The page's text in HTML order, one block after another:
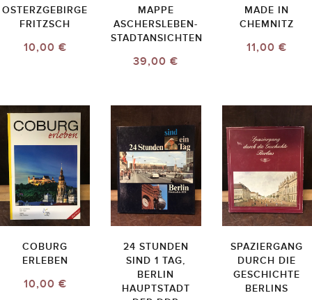
OSTERZGEBIRGE
FRITZSCH
10,00 €
MAPPE
ASCHERSLEBEN-
STADTANSICHTEN
39,00 €
MADE IN
CHEMNITZ
11,00 €
COBURG
ERLEBEN
10,00 €
24 STUNDEN
SIND 1 TAG,
BERLIN
HAUPTSTADT
SPAZIERGANG
DURCH DIE
GESCHICHTE
BERLINS